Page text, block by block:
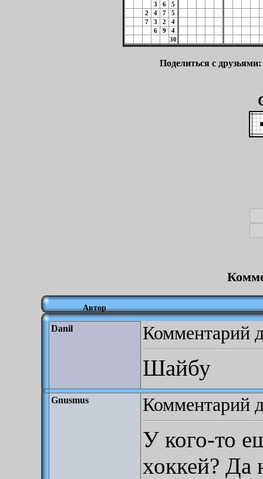
3
6
5
2
4 7
5
7
3 2
4
6
9
4
30
Поделиться с друзьями:
Автор
Danil Комментарий
Шайбу
Gnusmus Комментарий
У кого-то
хоккей? Да